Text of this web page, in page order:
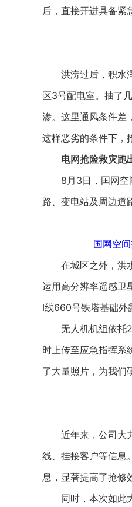
后，直接开进具备紧
洪涝过后，积水浑
区3号配电室。抽了
渗。这里通风条件差
这样恶劣的条件下，
电网抢险救灾跑
8月3日，国网空间
路、变电站及周边道
国网空
在城区之外，洪水
运用高分辨率遥感卫
Ⅰ线660号铁塔基础外
无人机机组依托24
时上传至应急指挥系
了大量照片，为我们
近年来，公司大力
线、挂接客户等信息
息，显著提高了抢修
同时，本次如此大